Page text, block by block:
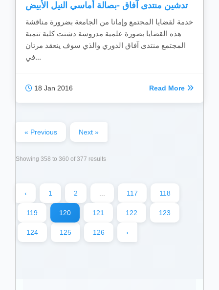
تدشين منتدى آفاق -بصالة أماسي النيل الأبيض
خدمة لقضايا المجتمع وإمانا من الجامعة بضرورة مناقشة
هذه القضايا بصورة علمية مدروسة دشنت كلية تنمية
المجتمع منتدى آفاق الدوري والذي سوف ينعقد مرتان
في...
18 Jan 2016 Read More
« Previous Next »
Showing358 to360 of377 results
‹ 1 2 ... 117 118
119 120 121 122 123
124 125 126 ›